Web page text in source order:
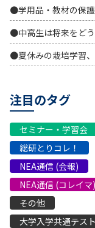
●学用品・教材の保
●中高生は将来をど
●夏休みの栽培学習
注目のタグ
セミナー・学習会
総研とりコレ！
NEA通信 (会報)
NEA通信 (コレイマ)
その他
大学入学共通テス